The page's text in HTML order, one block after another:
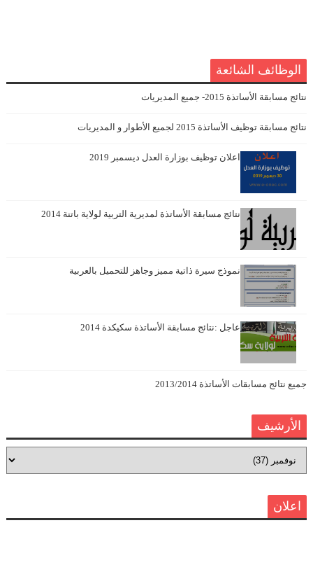
الوظائف الشائعة
نتائج مسابقة الأساتذة 2015- جميع المديريات
نتائج مسابقة توظيف الأساتذة 2015 لجميع الأطوار و المديريات
اعلان توظيف بوزارة العدل ديسمبر 2019
نتائج مسابقة الأساتذة لمديرية التربية لولاية باتنة 2014
نموذج سيرة ذاتية مميز وجاهز للتحميل بالعربية
عاجل :نتائج مسابقة الأساتذة سكيكدة 2014
جميع نتائج مسابقات الأساتذة 2013/2014
الأرشيف
اعلان